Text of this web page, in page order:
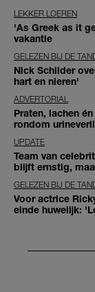
LEKKER LOEREN
'As Greek as it
vakantie
GELEZEN BIJ DE
Nick Schilder
hart en nieren'
ADVERTORIAL
Praten, lachen
rondom
UPDATE
Team van
blijft ernstig,
GELEZEN BIJ DE
Voor actrice
einde huwelijk: